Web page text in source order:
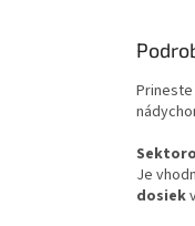
Je
dosiek